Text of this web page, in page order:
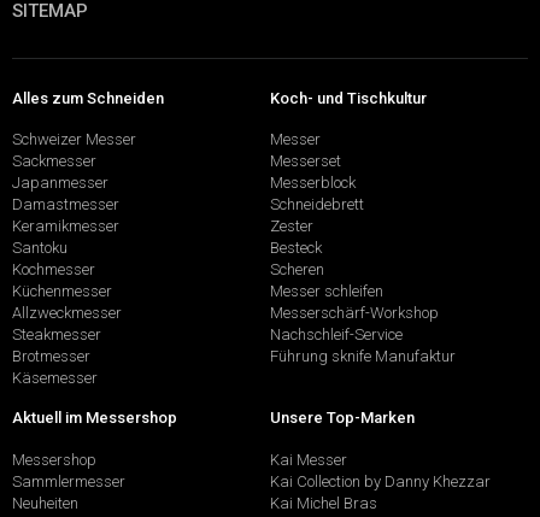
SITEMAP
Alles zum Schneiden
Schweizer Messer
Sackmesser
Japanmesser
Damastmesser
Keramikmesser
Santoku
Kochmesser
Küchenmesser
Allzweckmesser
Steakmesser
Brotmesser
Käsemesser
Koch- und Tischkultur
Messer
Messerset
Messerblock
Schneidebrett
Zester
Besteck
Scheren
Messer schleifen
Messerschärf-Workshop
Nachschleif-Service
Führung sknife Manufaktur
Aktuell im Messershop
Messershop
Sammlermesser
Neuheiten
Unsere Top-Marken
Kai Messer
Kai Collection by Danny Khezzar
Kai Michel Bras